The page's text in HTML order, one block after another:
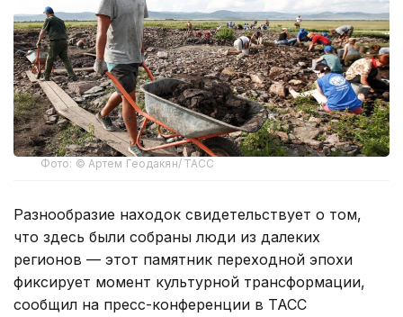
Фото: © Артем Геодакян/ ТАСС
Разнообразие находок свидетельствует о том,
что здесь были собраны люди из далеких
регионов — этот памятник переходной эпохи
фиксирует момент культурной трансформации,
сообщил на пресс-конференции в ТАСС